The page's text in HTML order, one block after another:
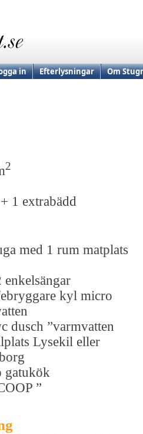
in Efterlysningar Om
2
1 extrabädd
med 1 rum matplats
kyl micro
dusch ”varmvatten
Lysekil eller
gatukök
”